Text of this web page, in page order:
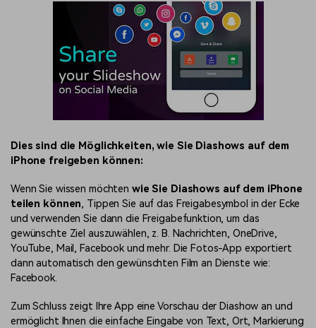
Dies sind die Möglichkeiten, wie Sie Diashows auf dem
iPhone freigeben können:
Wenn Sie wissen möchten wie Sie Diashows auf dem iPhone
teilen können, Tippen Sie auf das Freigabesymbol in der Ecke
und verwenden Sie dann die Freigabefunktion, um das
gewünschte Ziel auszuwählen, z. B. Nachrichten, OneDrive,
YouTube, Mail, Facebook und mehr. Die Fotos-App exportiert
dann automatisch den gewünschten Film an Dienste wie:
Facebook.
Zum Schluss zeigt Ihre App eine Vorschau der Diashow an und
ermöglicht Ihnen die einfache Eingabe von Text, Ort, Markierung